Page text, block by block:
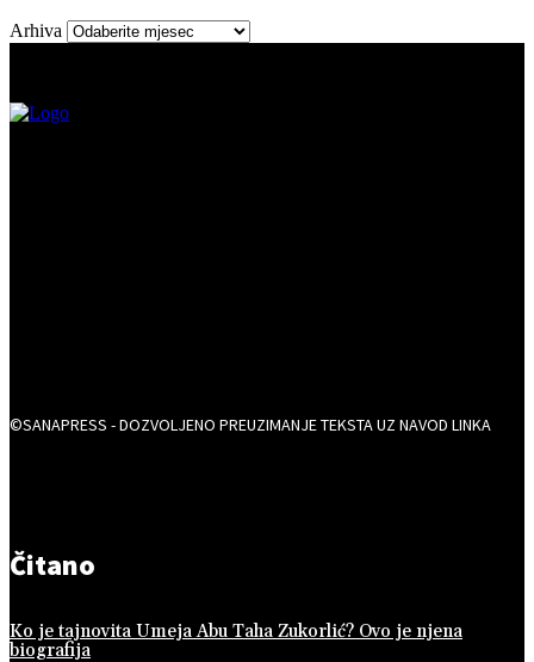
Arhiva
©SANAPRESS - DOZVOLJENO PREUZIMANJE TEKSTA UZ NAVOD LINKA
Čitano
Ko je tajnovita Umeja Abu Taha Zukorlić? Ovo je njena
biografija